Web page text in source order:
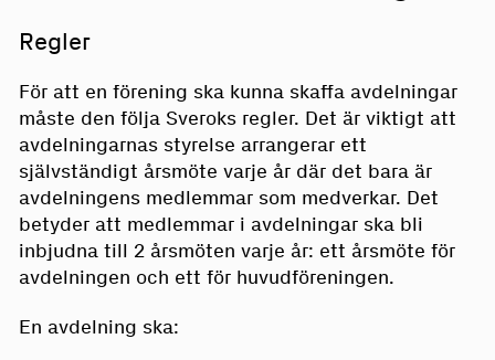
med att driva en ungdomsavdelning.
Medlemmarna i ungdomsavdelningen bjuds
såklart också in till huvudföreningens årsmöte
som alla andra medlemmar.
Exempel:En huvudförening för lajvare i Sverige
med en ungdomsavdelning som samlar alla
medlemmar under 25. Ungdomsavdelningen
deltar i huvudföreningens aktiviteter men
arrangerar också egna lajv för ungdomar.
som avdelningarna använder. Avdelningarna har
självständiga årsmöten som rör deras
verksamhet, och huvudföreningen arrangerar ett
årsmöte där alla medlemmar kan samlas.
Exempel: Flera avdelningar på en gymnasieskola,
där avdelningarna sysslar med olika
verksamheter: till exempel en avdelning för
rollspel, en för cosplay, och en LAN. Alla
avdelningar använder skolans lokaler för sin
verksamhet.
i olika städer för att kunna öka det lokala
arrangerar avdelningarna självständiga årsmöten
och att avdelningsmedlemmarna bjuds in till
huvudföreningens årsmöte.
Exempel:En onlineförening med medlemmar som
bor utspridda i hela landet väljer att skapa
avdelningar för norr, väst, öst och söder. De olika
avdelningarna arrangerar aktiviteter och
huvudföreningens aktiviteter via Discord.
Regler
För att en förening ska kunna skaffa avdelningar
måste den följa Sveroks regler. Det är viktigt att
avdelningarnas styrelse arrangerar ett
självständigt årsmöte varje år där det bara är
avdelningens medlemmar som medverkar. Det
betyder att medlemmar i avdelningar ska bli
inbjudna till 2 årsmöten varje år: ett årsmöte för
avdelningen och ett för huvudföreningen.
En avdelning ska: